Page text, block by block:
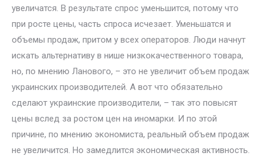
увеличатся. В результате спрос уменьшится, потому что
при росте цены, часть спроса исчезает. Уменьшатся и
объемы продаж, притом у всех операторов. Люди начнут
искать альтернативу в нише низкокачественного товара,
но, по мнению Ланового, – это не увеличит объем продаж
украинских производителей. А вот что обязательно
сделают украинские производители, – так это повысят
цены вслед за ростом цен на иномарки. И по этой
причине, по мнению экономиста, реальный объем продаж
не увеличится. Но замедлится экономическая активность.